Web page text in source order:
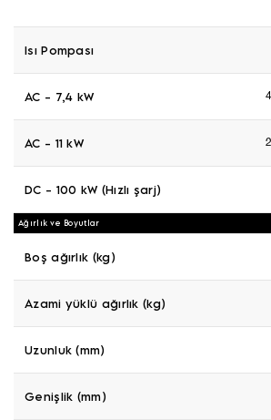
Isı Pompası
AC - 7,4 kW
AC - 11 kW
DC - 100 kW (Hızlı şarj)
Ağırlık ve Boyutlar
Boş ağırlık (kg)
Azami yüklü ağırlık (kg)
Uzunluk (mm)
Genişlik (mm)